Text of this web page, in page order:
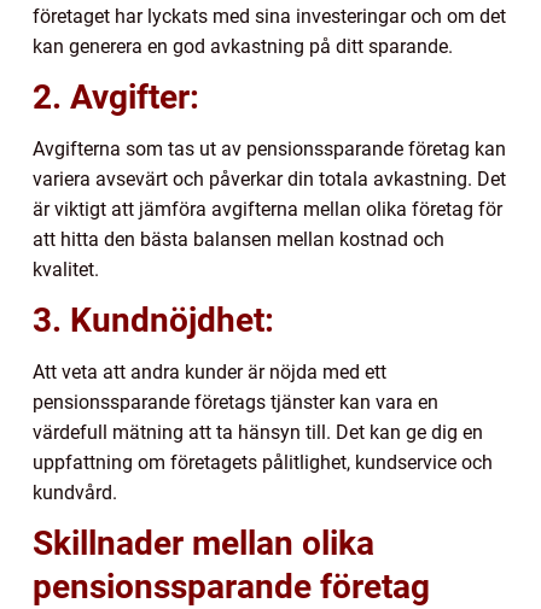
företaget har lyckats med sina investeringar och om det
kan generera en god avkastning på ditt sparande.
2. Avgifter:
Avgifterna som tas ut av pensionssparande företag kan
variera avsevärt och påverkar din totala avkastning. Det
är viktigt att jämföra avgifterna mellan olika företag för
att hitta den bästa balansen mellan kostnad och
kvalitet.
3. Kundnöjdhet:
Att veta att andra kunder är nöjda med ett
pensionssparande företags tjänster kan vara en
värdefull mätning att ta hänsyn till. Det kan ge dig en
uppfattning om företagets pålitlighet, kundservice och
kundvård.
Skillnader mellan olika
pensionssparande företag